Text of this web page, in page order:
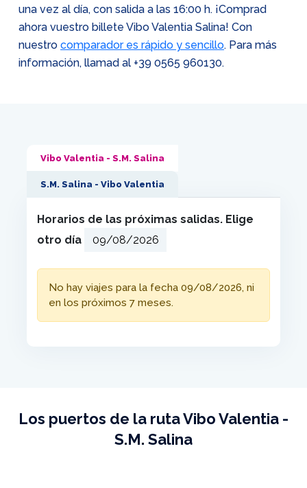
una vez al día, con salida a las 16:00 h. ¡Comprad
ahora vuestro billete Vibo Valentia Salina! Con
nuestro comparador es rápido y sencillo. Para más
información, llamad al +39 0565 960130.
Vibo Valentia - S.M. Salina
S.M. Salina - Vibo Valentia
Horarios de las próximas salidas. Elige
otro día
No hay viajes para la fecha 09/08/2026, ni
en los próximos 7 meses.
Los puertos de la ruta Vibo Valentia -
S.M. Salina